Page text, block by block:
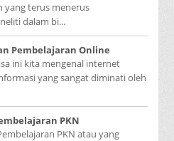
yang terus menerus
dalam bi...
Pembelajaran Online
ini kita mengenal internet
yang sangat diminati oleh
PKN
PKN atau yang